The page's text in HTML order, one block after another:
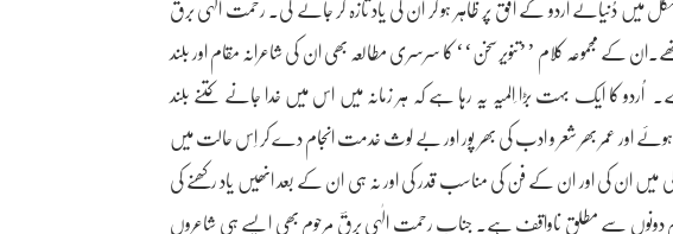
میں دُنیائے اُردو کے اُفق پر ظاہر ہو کر ان کی یاد تازہ کر جائے گی۔ رحمت الٰہی برقؔ
مجموعہ کلام ’’تنویرسخن‘‘ کا سرسری مطالعہ بھی ان کی شاعرانہ مقام اور بلند
کا ایک بہت بڑا َالمیہ یہ رہا ہے کہ ہر زمانہ میں اس میں خدا جانے کتنے بلند
ہوئے اور عمر بھر شعر و ادب کی بھر پور اور بے لوث خدمت انجام دے کر اِس حالت میں
میں ان کی اور ان کے فن کی مناسب قدر کی اور نہ ہی ان کے بعد انھیں یاد رکھنے کی
کام دونوں سے مطلق ناواقف ہے۔ جناب رحمت الٰہی برقؔ مرحوم بھی ایسے ہی شاعروں